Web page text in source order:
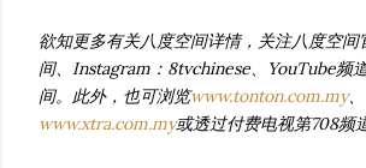
欲知更多有关八度空间详情，关注八度空间
间、Instagram：8tvchinese、YouTube频
间。此外，也可浏览www.tonton.com.my、
www.xtra.com.my或透过付费电视第708频